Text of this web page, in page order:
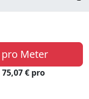
pro Meter
75,07 € pro